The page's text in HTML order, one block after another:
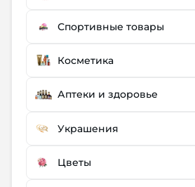
Спортивные товары
Косметика
Аптеки и здоровье
Украшения
Цветы